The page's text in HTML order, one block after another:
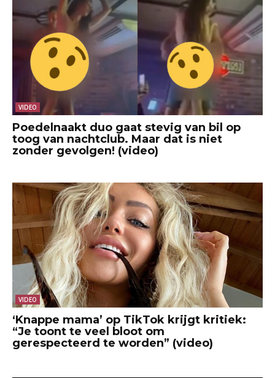
VIDEO
Poedelnaakt duo gaat stevig van bil op
toog van nachtclub. Maar dat is niet
zonder gevolgen! (video)
VIDEO
‘Knappe mama’ op TikTok krijgt kritiek:
“Je toont te veel bloot om
gerespecteerd te worden” (video)